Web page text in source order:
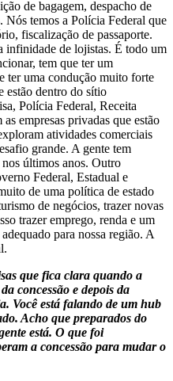
de bagagem, despacho de
Nós temos a Polícia Federal que
fiscalização de passaporte.
infinidade de lojistas. É todo um
tem que ter um
ter uma condução muito forte
estão dentro do sítio
Polícia Federal, Receita
empresas privadas que estão
atividades comerciais
grande. A gente tem
últimos anos. Outro
Federal, Estadual e
de uma política de estado
de negócios, trazer novas
trazer emprego, renda e um
para nossa região. A
que fica clara quando a
concessão e depois da
Você está falando de um hub
Acho que preparados do
está. O que foi
a concessão para mudar o